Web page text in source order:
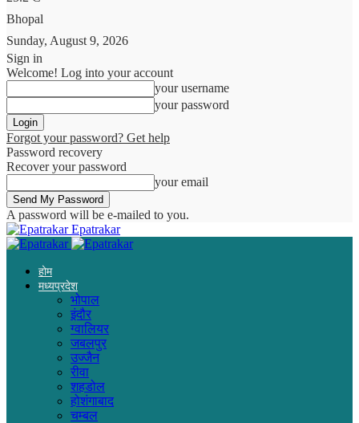
Bhopal
Sunday, August 9, 2026
Sign in
Welcome! Log into your account
your username
your password
Forgot your password? Get help
Password recovery
Recover your password
your email
A password will be e-mailed to you.
Epatrakar
होम
मध्यप्रदेश
भोपाल
इंदौर
ग्वालियर
जबलपुर
उज्जैन
रीवा
शहडोल
होशंगाबाद
चम्बल